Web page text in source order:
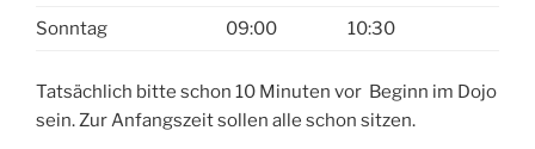
Sonntag 09:00 10:30
Tatsächlich bitte schon 10 Minuten vor Beginn im Dojo
sein. Zur Anfangszeit sollen alle schon sitzen.